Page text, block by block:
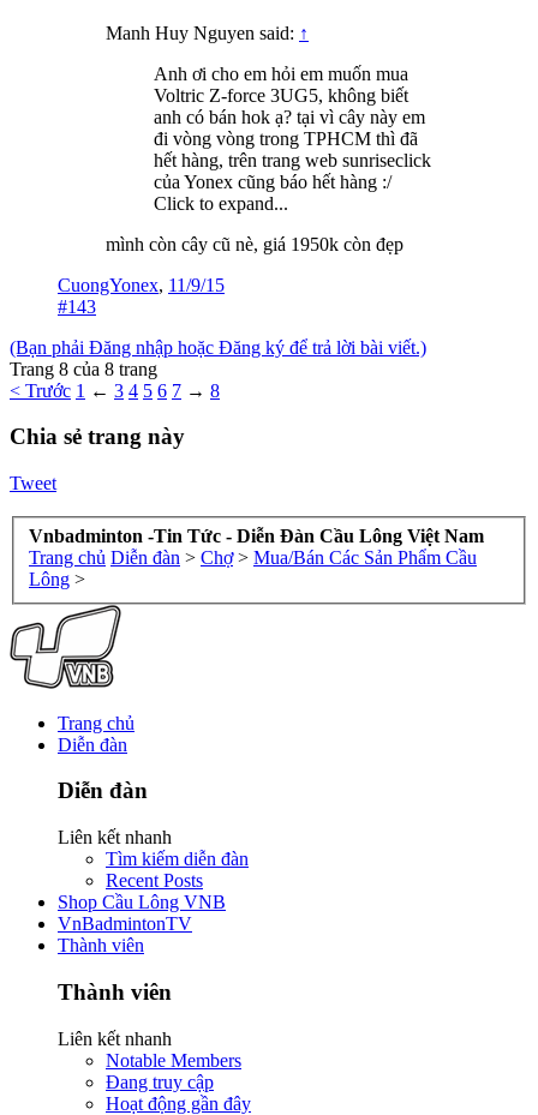
Manh Huy Nguyen said: ↑
Anh ơi cho em hỏi em muốn mua
Voltric Z-force 3UG5, không biết
anh có bán hok ạ? tại vì cây này em
đi vòng vòng trong TPHCM thì đã
hết hàng, trên trang web sunriseclick
của Yonex cũng báo hết hàng :/
Click to expand...
mình còn cây cũ nè, giá 1950k còn đẹp
CuongYonex, 11/9/15
#143
(Bạn phải Đăng nhập hoặc Đăng ký để trả lời bài viết.)
Trang 8 của 8 trang
< Trước 1 ← 3 4 5 6 7 → 8
Chia sẻ trang này
Tweet
Vnbadminton -Tin Tức - Diễn Đàn Cầu Lông Việt Nam
Trang chủ Diễn đàn > Chợ > Mua/Bán Các Sản Phẩm Cầu
Lông >
Trang chủ
Diễn đàn
Diễn đàn
Liên kết nhanh
Tìm kiếm diễn đàn
Recent Posts
Shop Cầu Lông VNB
VnBadmintonTV
Thành viên
Thành viên
Liên kết nhanh
Notable Members
Đang truy cập
Hoạt động gần đây